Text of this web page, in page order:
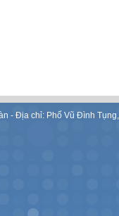
- Địa chỉ: Phố Vũ Đình